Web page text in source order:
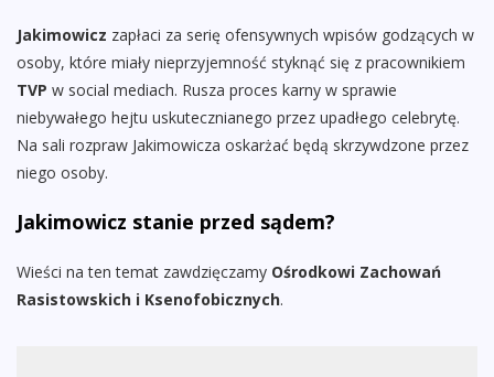
Jakimowicz zapłaci za serię ofensywnych wpisów godzących w
osoby, które miały nieprzyjemność styknąć się z pracownikiem
TVP w social mediach. Rusza proces karny w sprawie
niebywałego hejtu uskutecznianego przez upadłego celebrytę.
Na sali rozpraw Jakimowicza oskarżać będą skrzywdzone przez
niego osoby.
Jakimowicz stanie przed sądem?
Wieści na ten temat zawdzięczamy Ośrodkowi Zachowań
Rasistowskich i Ksenofobicznych.